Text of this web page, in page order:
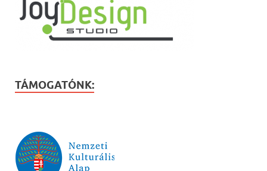
TÁMOGATÓNK: